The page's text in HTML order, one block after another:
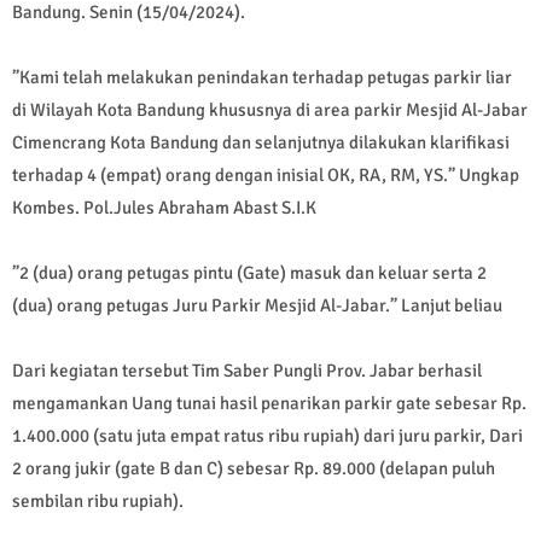
Bandung. Senin (15/04/2024).
”Kami telah melakukan penindakan terhadap petugas parkir liar
di Wilayah Kota Bandung khususnya di area parkir Mesjid Al-Jabar
Cimencrang Kota Bandung dan selanjutnya dilakukan klarifikasi
terhadap 4 (empat) orang dengan inisial OK, RA, RM, YS.” Ungkap
Kombes. Pol.Jules Abraham Abast S.I.K
”2 (dua) orang petugas pintu (Gate) masuk dan keluar serta 2
(dua) orang petugas Juru Parkir Mesjid Al-Jabar.” Lanjut beliau
Dari kegiatan tersebut Tim Saber Pungli Prov. Jabar berhasil
mengamankan Uang tunai hasil penarikan parkir gate sebesar Rp.
1.400.000 (satu juta empat ratus ribu rupiah) dari juru parkir, Dari
2 orang jukir (gate B dan C) sebesar Rp. 89.000 (delapan puluh
sembilan ribu rupiah).